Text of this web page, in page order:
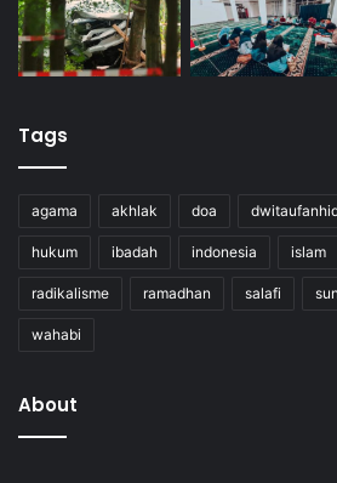
Tags
agama akhlak doa
hukum ibadah indonesia islam
radikalisme ramadhan salafi
wahabi
About